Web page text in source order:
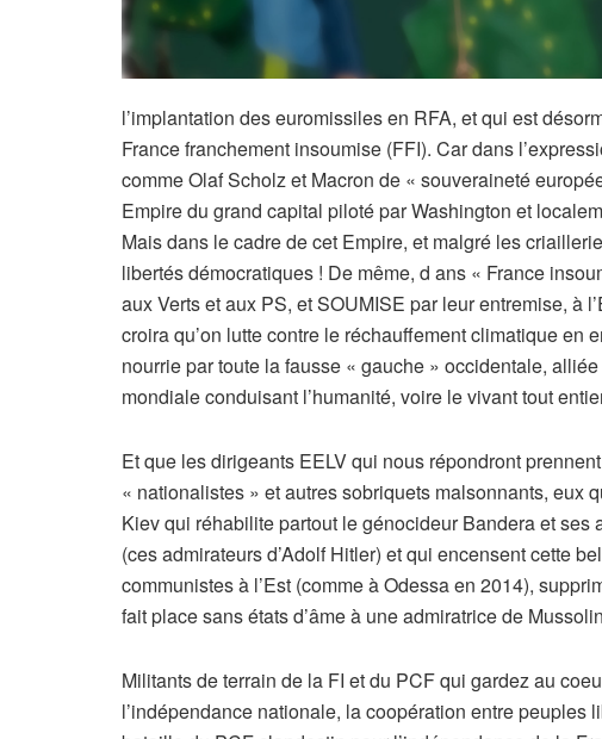
l’implantation des euromissiles en RFA, et qui est
France franchement insoumise (FFI). Car dans
comme Olaf Scholz et Macron de « souveraineté
Empire du grand capital piloté par Washington et
Mais dans le cadre de cet Empire, et malgré les
libertés démocratiques ! De même, d ans « France
aux Verts et aux PS, et SOUMISE par leur entremise, à
croira qu’on lutte contre le réchauffement climatique en
nourrie par toute la fausse « gauche » occidentale,
mondiale conduisant l’humanité, voire le vivant tout
Et que les dirigeants EELV qui nous répondront
« nationalistes » et autres sobriquets malsonnants, eux
Kiev qui réhabilite partout le génocideur Bandera et ses
(ces admirateurs d’Adolf Hitler) et qui encensent cette
communistes à l’Est (comme à Odessa en 2014),
fait place sans états d’âme à une admiratrice de
Militants de terrain de la FI et du PCF qui gardez au
l’indépendance nationale, la coopération entre peuples